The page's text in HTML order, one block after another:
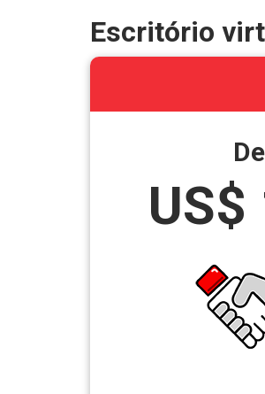
Escritório
De
US$